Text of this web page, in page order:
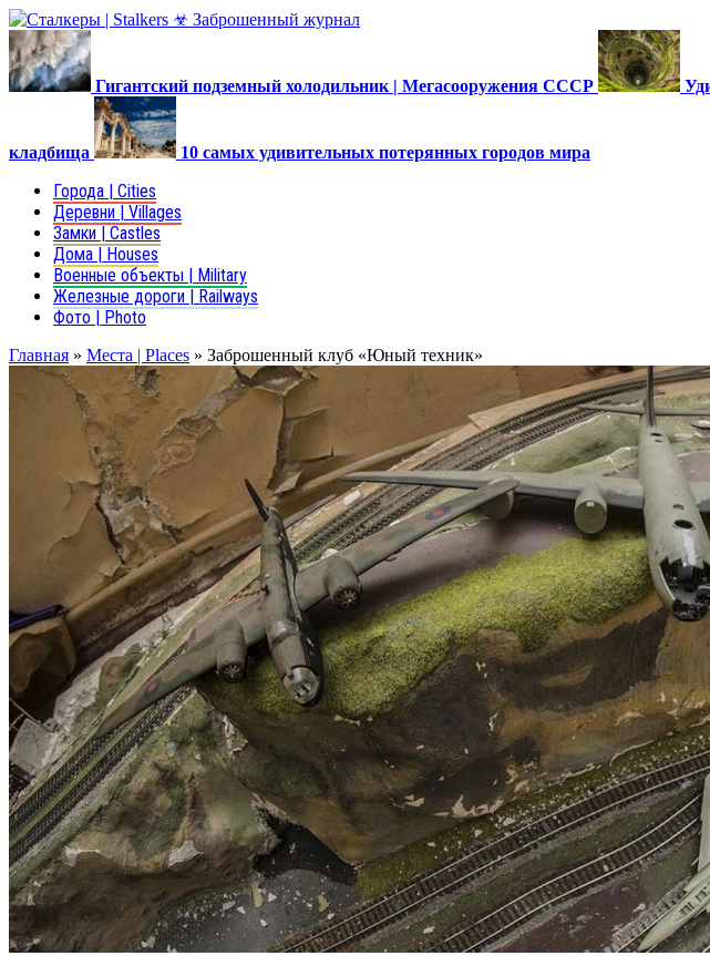
Гигантский подземный холодильник | Мегасооружения СССР
кладбища 10 самых удивительных потерянных городов мира
Города | Cities
Деревни | Villages
Замки | Castles
Дома | Houses
Военные объекты | Military
Железные дороги | Railways
Фото | Photo
Главная » Места | Places » Заброшенный клуб «Юный техник»